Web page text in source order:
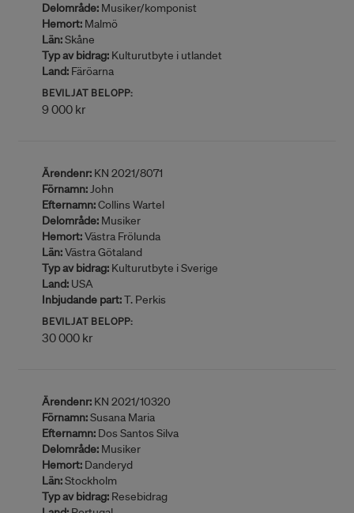
Delområde: Musiker/komponist
Hemort: Malmö
Län:Skåne
Typ av bidrag: Kulturutbyte i utlandet
Land: Färöarna
BEVILJAT BELOPP:
9 000 kr
Ärendenr: KN 2021/8071
Förnamn:John
Efternamn:Collins Wartel
Delområde: Musiker
Hemort:Västra Frölunda
Län:Västra Götaland
Typ av bidrag: Kulturutbyte i Sverige
Land: USA
Inbjudande part:T. Perkis
BEVILJAT BELOPP:
30 000 kr
Ärendenr: KN 2021/10320
Förnamn:Susana Maria
Efternamn: Dos Santos Silva
Delområde: Musiker
Hemort: Danderyd
Län:Stockholm
Typ av bidrag: Resebidrag